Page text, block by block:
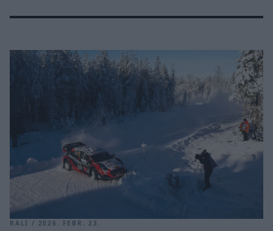
RALI / 2026. FEBR. 23.